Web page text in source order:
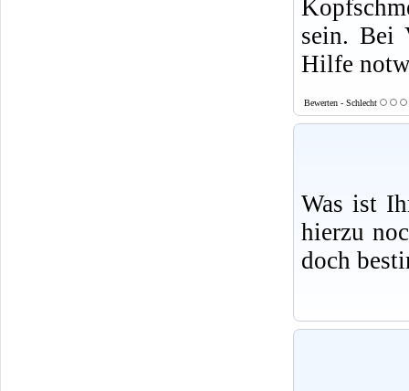
sein. Bei
Hilfe
Bewerten - Schlecht
Was ist
hierzu
doch